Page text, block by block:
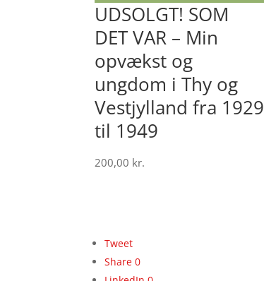
UDSOLGT! SOM
DET VAR – Min
opvækst og
ungdom i Thy og
Vestjylland fra 1929
til 1949
200,00 kr.
Tweet
Share 0